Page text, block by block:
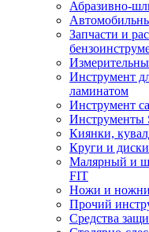
Абразивно-
Запчасти и
Инструмент
ламинатом
Инструмент
Инструменты
Киянки,
Круги и диски
Малярный и
FIT
Ножи и
Прочий
Средства